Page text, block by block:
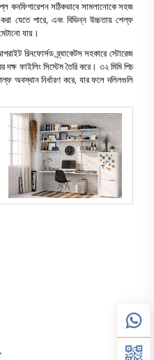
কনফিগারেশন সঠিকভাবে সামলানোকে সহজ
যেতে পারে, এবং বিভিন্ন উচ্চতায় শেল্ফ
যায়।
রিনফোর্সড ব্র্যাকেটস সহকারে স্টোরেজ
দক্ষ ফাইলিং সিস্টেম তৈরি করে। ৩২ মিমি পিচ
অবস্থান নির্ধারণ করে, যার ফলে দলিলগুলি